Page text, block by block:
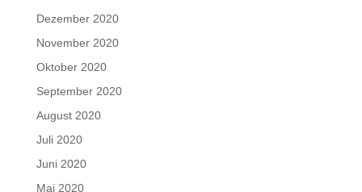
Dezember 2020
November 2020
Oktober 2020
September 2020
August 2020
Juli 2020
Juni 2020
Mai 2020